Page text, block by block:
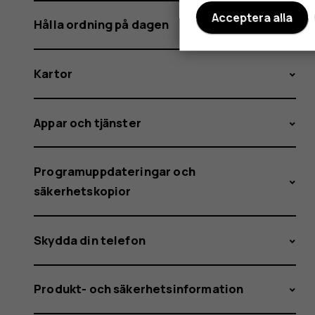
Hålla ordning på dagen
Kartor
Appar och tjänster
Programuppdateringar och
säkerhetskopior
Skydda din telefon
Produkt- och säkerhetsinformation
Acceptera alla